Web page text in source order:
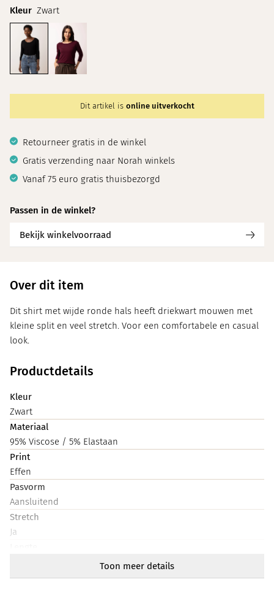
Kleur Zwart
Dit artikel is online uitverkocht
Retourneer gratis in de winkel
Gratis verzending naar Norah winkels
Vanaf 75 euro gratis thuisbezorgd
Passen in de winkel?
Bekijk winkelvoorraad
Over dit item
Dit shirt met wijde ronde hals heeft driekwart mouwen met
kleine split en veel stretch. Voor een comfortabele en casual
look.
Productdetails
Kleur
Zwart
Materiaal
95% Viscose / 5% Elastaan
Print
Effen
Pasvorm
Aansluitend
Stretch
Ja
Halslijn
Toon meer details